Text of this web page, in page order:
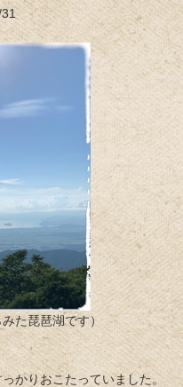
た琵琶湖です）
かりおこたっていました。